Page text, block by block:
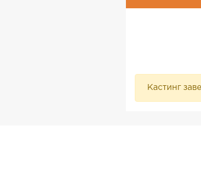
Кастинг